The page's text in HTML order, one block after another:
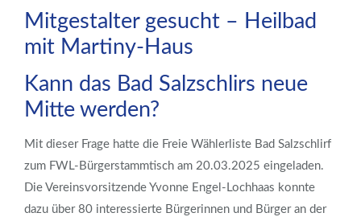
Mitgestalter gesucht – Heilbad
mit Martiny-Haus
Kann das Bad Salzschlirs neue
Mitte werden?
Mit dieser Frage hatte die Freie Wählerliste Bad Salzschlirf
zum FWL-Bürgerstammtisch am 20.03.2025 eingeladen.
Die Vereinsvorsitzende Yvonne Engel-Lochhaas konnte
dazu über 80 interessierte Bürgerinnen und Bürger an der